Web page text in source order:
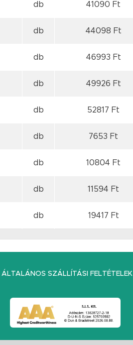
db 41090 Ft
db 44098 Ft
db 46993 Ft
db 49926 Ft
db 52817 Ft
db 7653 Ft
db 10804 Ft
db 11594 Ft
db 19417 Ft
ÁLTALÁNOS SZÁLLÍTÁSI FELTÉTELEK